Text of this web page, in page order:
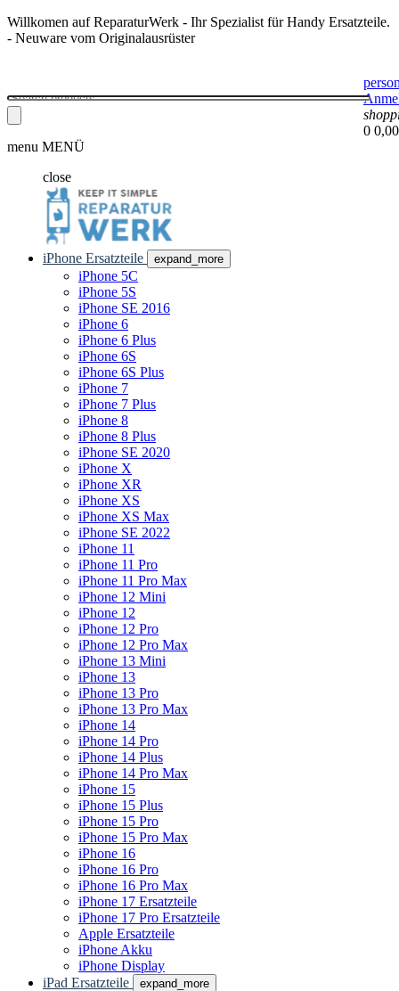
Willkomen auf ReparaturWerk - Ihr Spezialist für Handy Ersatzteile.
- Neuware vom Originalausrüster
0
menu MENÜ
close
iPhone Ersatzteile expand_more
iPhone 5C
iPhone 5S
iPhone SE 2016
iPhone 6
iPhone 6 Plus
iPhone 6S
iPhone 6S Plus
iPhone 7
iPhone 7 Plus
iPhone 8
iPhone 8 Plus
iPhone SE 2020
iPhone X
iPhone XR
iPhone XS
iPhone XS Max
iPhone SE 2022
iPhone 11
iPhone 11 Pro
iPhone 11 Pro Max
iPhone 12 Mini
iPhone 12
iPhone 12 Pro
iPhone 12 Pro Max
iPhone 13 Mini
iPhone 13
iPhone 13 Pro
iPhone 13 Pro Max
iPhone 14
iPhone 14 Pro
iPhone 14 Plus
iPhone 14 Pro Max
iPhone 15
iPhone 15 Plus
iPhone 15 Pro
iPhone 15 Pro Max
iPhone 16
iPhone 16 Pro
iPhone 16 Pro Max
iPhone 17 Ersatzteile
iPhone 17 Pro Ersatzteile
Apple Ersatzteile
iPhone Akku
iPhone Display
iPad Ersatzteile
expand_more